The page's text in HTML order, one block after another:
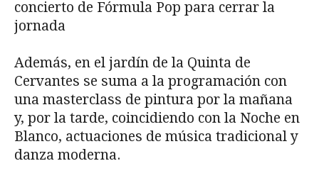
concierto de Fórmula Pop para cerrar la
jornada
Además, en el jardín de la Quinta de
Cervantes se suma a la programación con
una masterclass de pintura por la mañana
y, por la tarde, coincidiendo con la Noche en
Blanco, actuaciones de música tradicional y
danza moderna.